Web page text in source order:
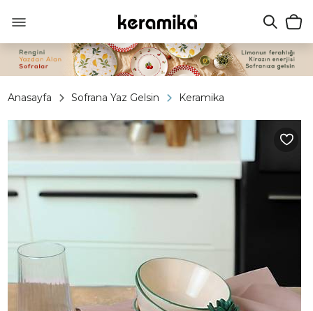
Anasayfa Sofrana Yaz Gelsin Keramika